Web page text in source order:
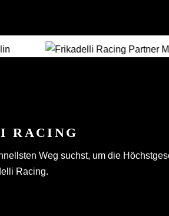
RACING
Weg suchst, um die
Racing.